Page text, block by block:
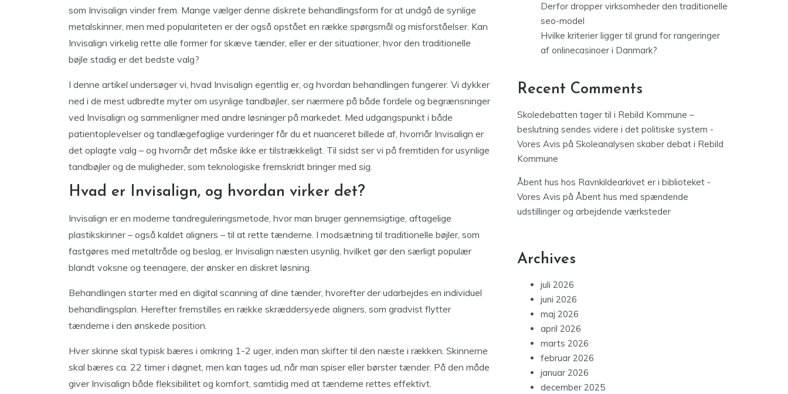
som Invisalign vinder frem. Mange vælger denne diskrete behandlingsform for at undgå de synlige
metalskinner, men med populariteten er der også opstået en række spørgsmål og misforståelser. Kan
Invisalign virkelig rette alle former for skæve tænder, eller er der situationer, hvor den traditionelle
bøjle stadig er det bedste valg?
I denne artikel undersøger vi, hvad Invisalign egentlig er, og hvordan behandlingen fungerer. Vi dykker
ned i de mest udbredte myter om usynlige tandbøjler, ser nærmere på både fordele og begrænsninger
ved Invisalign og sammenligner med andre løsninger på markedet. Med udgangspunkt i både
patientoplevelser og tandlægefaglige vurderinger får du et nuanceret billede af, hvornår Invisalign er
det oplagte valg – og hvornår det måske ikke er tilstrækkeligt. Til sidst ser vi på fremtiden for usynlige
tandbøjler og de muligheder, som teknologiske fremskridt bringer med sig.
Hvad er Invisalign, og hvordan virker det?
Invisalign er en moderne tandreguleringsmetode, hvor man bruger gennemsigtige, aftagelige
plastikskinner – også kaldet aligners – til at rette tænderne. I modsætning til traditionelle bøjler, som
fastgøres med metaltråde og beslag, er Invisalign næsten usynlig, hvilket gør den særligt populær
blandt voksne og teenagere, der ønsker en diskret løsning.
Behandlingen starter med en digital scanning af dine tænder, hvorefter der udarbejdes en individuel
behandlingsplan. Herefter fremstilles en række skræddersyede aligners, som gradvist flytter
tænderne i den ønskede position.
Hver skinne skal typisk bæres i omkring 1-2 uger, inden man skifter til den næste i rækken. Skinnerne
skal bæres ca. 22 timer i døgnet, men kan tages ud, når man spiser eller børster tænder. På den måde
giver Invisalign både fleksibilitet og komfort, samtidig med at tænderne rettes effektivt.
Derfor dropper virksomheder den traditionelle
seo-model
Hvilke kriterier ligger til grund for rangeringer
af onlinecasinoer i Danmark?
Recent Comments
Skoledebatten tager til i Rebild Kommune –
beslutning sendes videre i det politiske system -
Vores Avis på Skoleanalysen skaber debat i Rebild
Kommune
Åbent hus hos Ravnkildearkivet er i biblioteket -
Vores Avis på Åbent hus med spændende
udstillinger og arbejdende værksteder
Archives
juli 2026
juni 2026
maj 2026
april 2026
marts 2026
februar 2026
januar 2026
december 2025